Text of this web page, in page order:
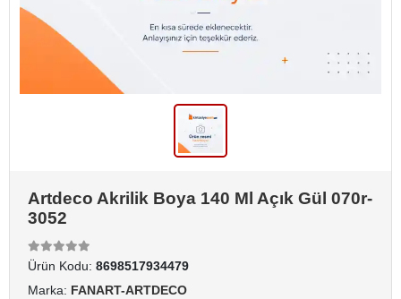
Artdeco Akrilik Boya 140 Ml Açık Gül 070r-
3052
Ürün Kodu: 8698517934479
Marka: FANART-ARTDECO